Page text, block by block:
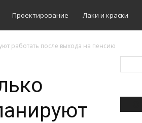
Проектирование Лаки и краски
работать после выхода на пенсию